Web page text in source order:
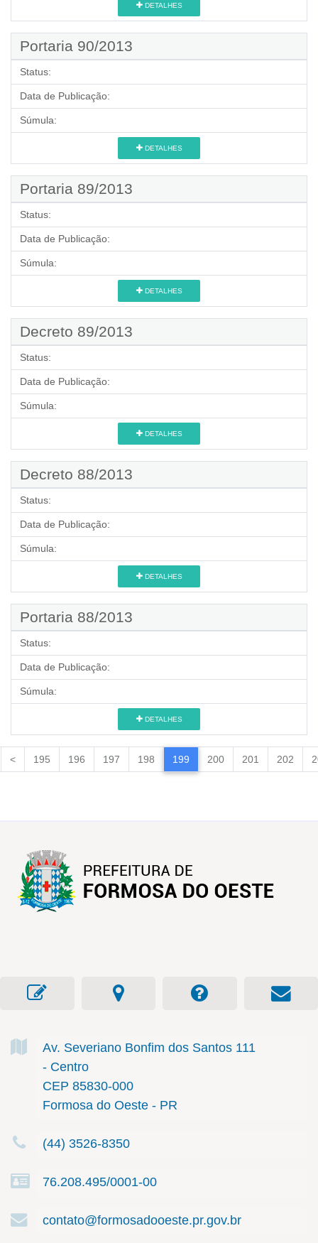
DETALHES
Portaria 90/2013
Status:
Data de Publicação:
Súmula:
DETALHES
Portaria 89/2013
Status:
Data de Publicação:
Súmula:
DETALHES
Decreto 89/2013
Status:
Data de Publicação:
Súmula:
DETALHES
Decreto 88/2013
Status:
Data de Publicação:
Súmula:
DETALHES
Portaria 88/2013
Status:
Data de Publicação:
Súmula:
DETALHES
< 195 196 197 198 199 200 201 202
Av. Severiano Bonfim dos Santos 111
- Centro
CEP 85830-000
Formosa do Oeste - PR
(44) 3526-8350
76.208.495/0001-00
contato@formosadooeste.pr.gov.br